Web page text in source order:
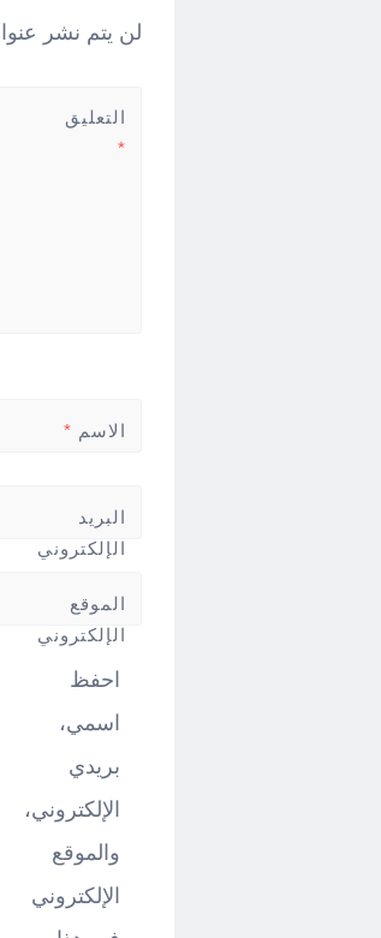
لن يتم نشر
التعليق
*
الاسم *
البريد
الإلكتروني
الموقع
الإلكتروني
احفظ
اسمي،
بريدي
الإلكتروني،
والموقع
الإلكتروني